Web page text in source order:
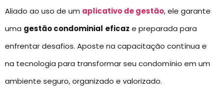
Aliado ao uso de um aplicativo de gestão, ele garante
uma gestão condominial eficaz e preparada para
enfrentar desafios. Aposte na capacitação contínua e
na tecnologia para transformar seu condomínio em um
ambiente seguro, organizado e valorizado.